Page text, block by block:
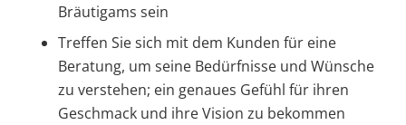
Bräutigams sein
Treffen Sie sich mit dem Kunden für eine
Beratung, um seine Bedürfnisse und Wünsche
zu verstehen; ein genaues Gefühl für ihren
Geschmack und ihre Vision zu bekommen